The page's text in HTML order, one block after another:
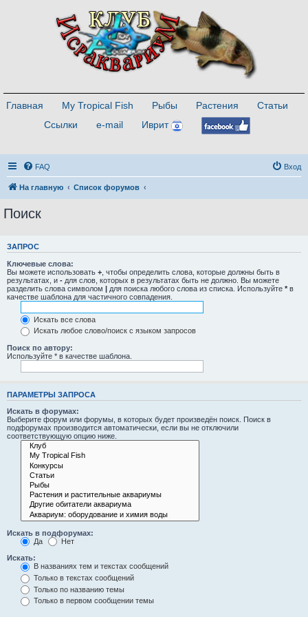
Главная My Tropical Fish Рыбы Растения
Статьи
Ссылки
e-mail Иврит
FAQ Вход
На главную Список форумов
Поиск
ЗАПРОС
Ключевые слова:
Вы можете использовать + , чтобы определить слова, которые должны быть в
результатах, и - для слов, которых в результатах быть не должно. Вы можете
разделить слова символом | для поиска любого слова из списка. Используйте * в
качестве шаблона для частичного совпадения.
Искать все слова
Искать любое слово/поиск с языком запросов
Поиск по автору:
Используйте * в качестве шаблона.
ПАРАМЕТРЫ ЗАПРОСА
Искать в форумах:
Выберите форум или форумы, в которых будет произведён поиск. Поиск в
подфорумах производится автоматически, если вы не отключили
соответствующую опцию ниже.
Искать в подфорумах:
Да
Нет
Искать:
В названиях тем и текстах сообщений
Только в текстах сообщений
Только по названию темы
Только в первом сообщении темы